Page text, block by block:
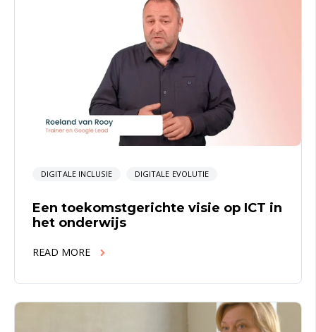
DIGITALE INCLUSIE DIGITALE EVOLUTIE
Een toekomstgerichte visie op ICT in
het onderwijs
READ MORE